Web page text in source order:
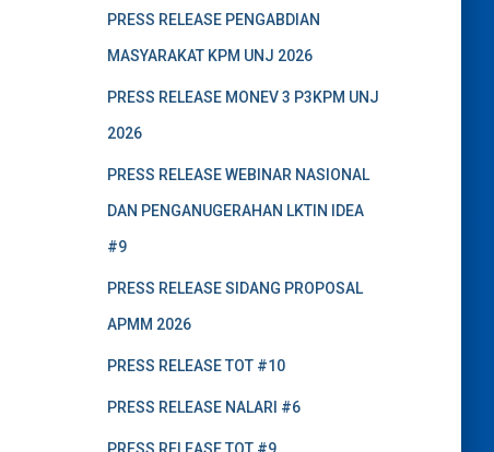
PRESS RELEASE PENGABDIAN
MASYARAKAT KPM UNJ 2026
PRESS RELEASE MONEV 3 P3KPM UNJ
2026
PRESS RELEASE WEBINAR NASIONAL
DAN PENGANUGERAHAN LKTIN IDEA
#9
PRESS RELEASE SIDANG PROPOSAL
APMM 2026
PRESS RELEASE TOT #10
PRESS RELEASE NALARI #6